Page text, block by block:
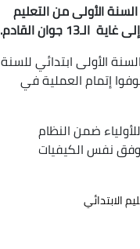
الأولى من التعليم
الأولى ابتدائي للسنة
و31 ديسمبر 2020, والذين لم يستوفوا إتمام العملية في
ضمن النظام
نفس الكيفيات
الابتدائي